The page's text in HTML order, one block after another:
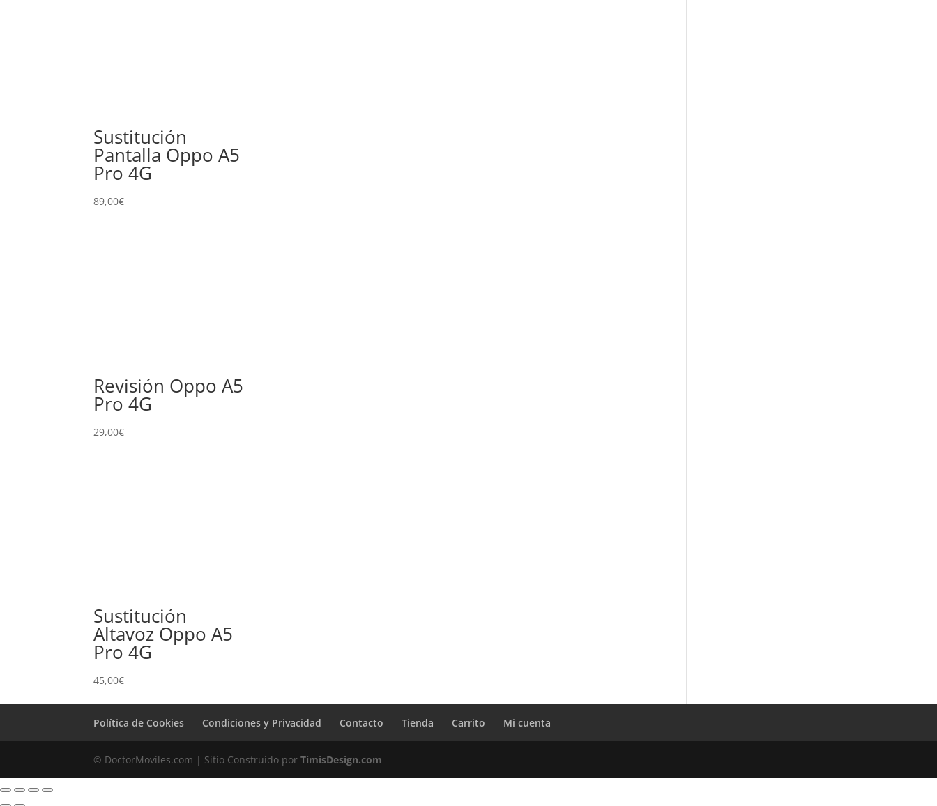
Sustitución
Pantalla Oppo A5
Pro 4G
89,00€
Revisión Oppo A5
Pro 4G
29,00€
Sustitución
Altavoz Oppo A5
Pro 4G
45,00€
Política de Cookies Condiciones y Privacidad Contacto Tienda Carrito Mi cuenta
© DoctorMoviles.com | Sitio Construido porTimisDesign.com